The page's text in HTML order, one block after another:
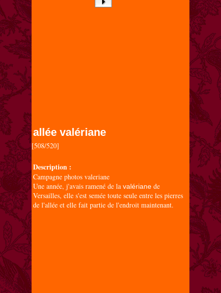
allée valériane
[508/520]
Description :
Campagne photos valeriane
Une année, j'avais ramené de lavalériane de
Versailles, elle s'est semée toute seule entre les pierres
de l'allée et elle fait partie de l'endroit maintenant.